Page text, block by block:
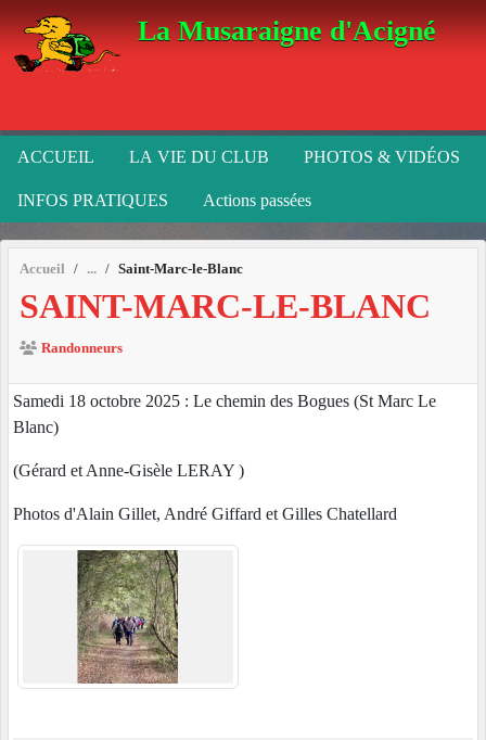
La Musaraigne d'Acigné
ACCUEIL LA VIE DU CLUB PHOTOS & VIDÉOS
INFOS PRATIQUES Actions passées
Accueil Saint-Marc-le-Blanc
SAINT-MARC-LE-BLANC
Randonneurs
Samedi 18 octobre 2025 : Le chemin des Bogues (St Marc Le
Blanc)
(Gérard et Anne-Gisèle LERAY )
Photos d'Alain Gillet, André Giffard et Gilles Chatellard
Panneau de gestion des cookies